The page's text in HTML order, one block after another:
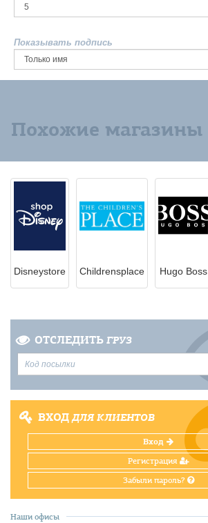
Показывать подпись
Похожие магазины
Disneystore Childrensplace Hugo Boss
ОТСЛЕДИТЬ ГРУЗ
ВХОДДЛЯ КЛИЕНТОВ
Вход
Регистрация
Забыли пароль?
Наши офисы